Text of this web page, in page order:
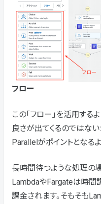
フロー
この「フロー」を活用す
良さが出てくるのではな
Parallelがポイントとなる
長時間待つような処理の
LambdaやFargateは時間
課金されます。そもそも